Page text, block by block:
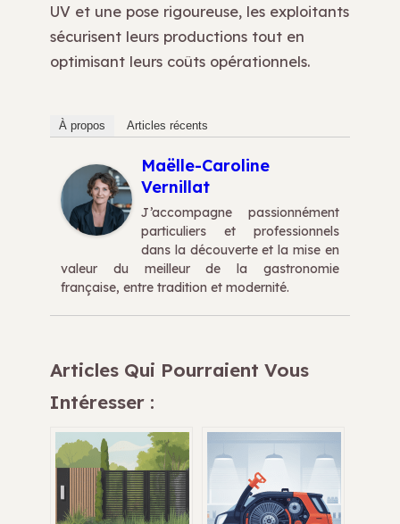
UV et une pose rigoureuse, les exploitants
sécurisent leurs productions tout en
optimisant leurs coûts opérationnels.
À propos Articles récents
Maëlle-Caroline
Vernillat
J’accompagne passionnément
particuliers et professionnels
dans la découverte et la mise en
valeur du meilleur de la gastronomie
française, entre tradition et modernité.
Articles Qui Pourraient Vous
Intéresser :